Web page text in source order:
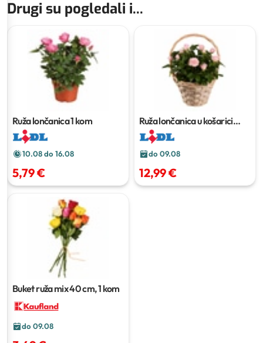
Drugi su pogledali i...
Ruža lončanica1 kom
10.08 do 16.08
5,79 €
Ruža lončanica u košarici
Komad
do 09.08
12,99 €
Buket ruža mix40 cm, 1 kom
do 09.08